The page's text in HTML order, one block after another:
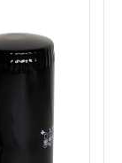
сравнению
Добавить в избранное